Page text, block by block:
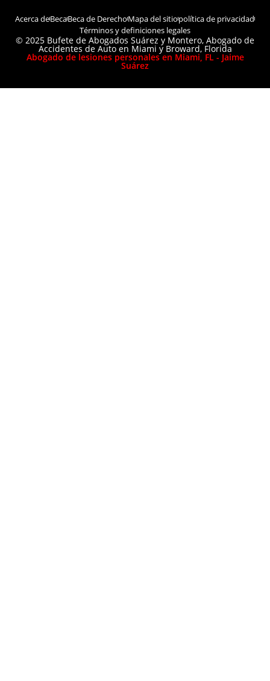
Acerca deBecaBeca de DerechoMapa del sitiopolítica de privacidad
Términos y definiciones legales
© 2025 Bufete de Abogados Suárez y Montero, Abogado de
Accidentes de Auto en Miami y Broward, Florida
Abogado de lesiones personales en Miami, FL - Jaime
Suárez